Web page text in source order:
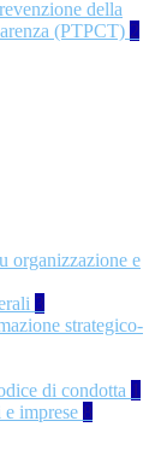
della
(PTPCT) 2
organizzazione e
3
strategico-
di condotta 1
imprese 8